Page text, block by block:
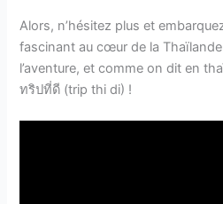
Alors, n’hésitez plus et
fascinant au cœur de la
l’aventure, et comme on dit en
ทริปที่ดี (trip thi di) !